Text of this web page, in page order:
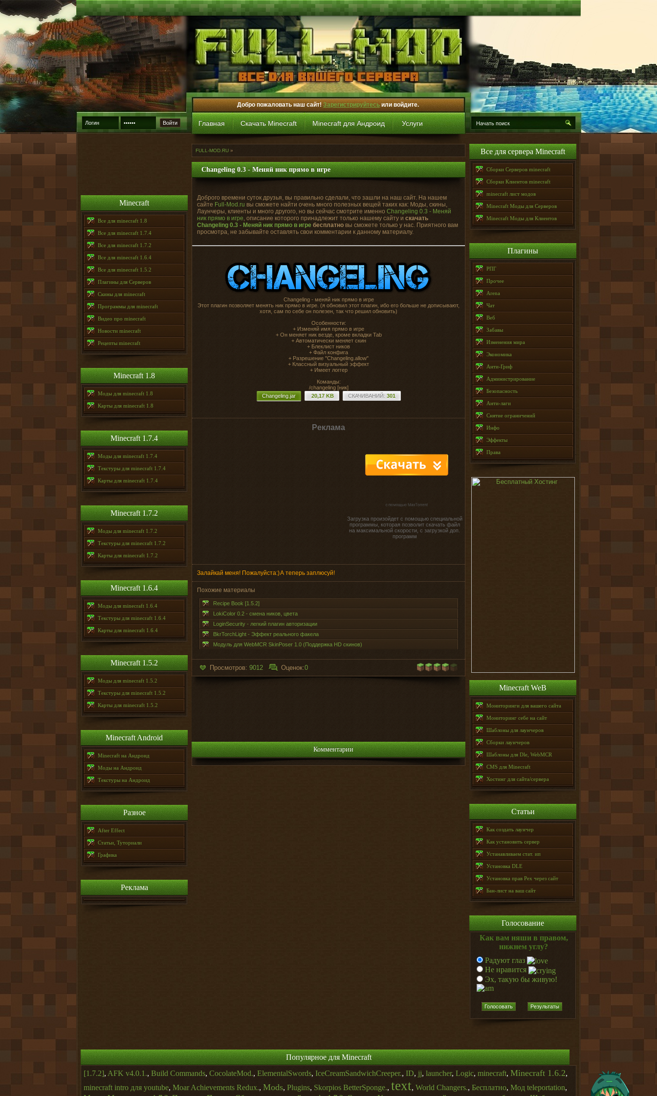
Войти
Добро пожаловать наш сайт!Зарегистрируйтесьили войдите.
Главная Скачать Minecraft Minecraft для Андроид Услуги
Minecraft
Все для minecraft 1.8
Все для minecraft 1.7.4
Все для minecraft 1.7.2
Все для minecraft 1.6.4
Все для minecraft 1.5.2
Плагины для Серверов
Скины для minecraft
Программы для minecraft
Видео про minecraft
Новости minecraft
Рецепты minecraft
Minecraft 1.8
Моды для minecraft 1.8
Карты для minecraft 1.8
Minecraft 1.7.4
Моды для minecraft 1.7.4
Текстуры для minecraft 1.7.4
Карты для minecraft 1.7.4
Minecraft 1.7.2
Моды для minecraft 1.7.2
Текстуры для minecraft 1.7.2
Карты для minecraft 1.7.2
Minecraft 1.6.4
Моды для minecraft 1.6.4
Текстуры для minecraft 1.6.4
Карты для minecraft 1.6.4
Minecraft 1.5.2
Моды для minecraft 1.5.2
Текстуры для minecraft 1.5.2
Карты для minecraft 1.5.2
Minecraft Android
Minecraft на Андроид
Моды на Андроид
Текстуры на Андроид
Разное
After Effect
Статьи, Туториали
Графика
Реклама
Все для сервера Minecraft
Сборки Серверов minecraft
Сборки Клиентов minecraft
minecraft лист модов
Minecraft Моды для Серверов
Minecraft Моды для Клиентов
Плагины
РПГ
Прочее
Arena
Чат
Веб
Забавы
Изменения мира
Экономика
Анти-Гриф
Администрирование
Безопасность
Анти-лаги
Снятие ограничений
Инфо
Эффекты
Права
Minecraft WeB
Мониторинги для вашего сайта
Мониторинг себе на сайт
Шаблоны для лаунчеров
Сборки лаунчеров
Шаблоны для Dle, WebMCR
CMS для Minecraft
Хостинг для сайта/сервера
Статьи
Как создать лаунчер
Как установить сервер
Устанавливаем стат. ип
Установка DLE
Установка прав Pex через сайт
Бан-лист на ваш сайт
Голосование
Как вам няши в правом,
нижнем углу?
Радуют глаз
Не нравится
Эх, такую бы живую!
Голосовать Результаты
FULL-MOD.RU »
Changeling 0.3 - Меняй ник прямо в игре
Доброго времени суток друзья, вы правильно сделали, что зашли на наш сайт. На нашем
сайте Full-Mod.ru вы сможете найти очень много полезных вещей таких как: Моды, скины,
Лаунчеры, клиенты и много другого, но вы сейчас смотрите именно Changeling 0.3 - Меняй
ник прямо в игре, описание которого принадлежит только нашему сайту и скачать
Changeling 0.3 - Меняй ник прямо в игре бесплатно вы сможете только у нас. Приятного вам
просмотра, не забывайте оставлять свои комментарии к данному материалу.
Changeling - меняй ник прямо в игре
Этот плагин позволяет менять ник прямо в игре. (я обновил этот плагин, ибо его больше не дописывают,
хотя, сам по себе он полезен, так что решил обновить)
Особенности:
+ Изменяй имя прямо в игре
+ Он меняет ник везде, кроме вкладки Tab
+ Автоматически меняет скин
+ Блеклист ников
+ Файл конфига
+ Разрешение "Changeling.allow"
+ Классный визуальный эффект
+ Имеет логгер
Команды:
/changeling [ник]
Changeling.jar
20,17 KB CКАЧИВАНИЙ: 301
Реклама
Загрузка произойдет с помощью специальной
программы, которая позволит скачать файл
на максимальной скорости, с загрузкой доп.
программ
Залайкай меня! Пожалуйста:)А теперь заплюсуй!
Похожие материалы
Recipe Book [1.5.2]
LokiColor 0.2 - смена ников, цвета
LoginSecurity - легкий плагин авторизации
BkrTorchLight - Эффект реального факела
Модуль для WebMCR SkinPoser 1.0 (Поддержка HD скинов)
Просмотров: 9012 Оценок:0
Комментарии
Популярное для Minecraft
[1.7.2], AFK v4.0.1., Build Commands, CocolateMod., ElementalSwords, IceCreamSandwichCreeper., ID, jj, launcher, Logic, minecraft, Minecraft 1.6.2,
minecraft intro для youtube, Moar Achievements Redux., Mods, Plugins, Skorpios BetterSponge., text, World Changers., Бесплатно, Мод teleportation,